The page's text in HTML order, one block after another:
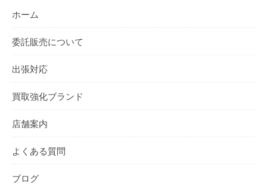
ホーム
委託販売について
出張対応
買取強化ブランド
店舗案内
よくある質問
ブログ